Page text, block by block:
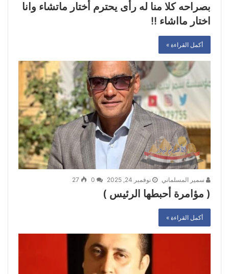
بصراحه كلا منا له رأى يحترم أختار ماتشاء وانا
اختار مااشاء !!
أكمل القراءة »
سمير المسلماني نوفمبر 24, 2025 27
( مؤامرة أحبطها الرئيس )
أكمل القراءة »